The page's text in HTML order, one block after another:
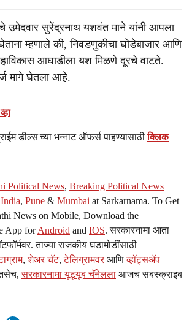
उमेदवार सुरेंद्रनाथ यशवंत माने यांनी आपला
म्हणाले की, निवडणुकीचा घोडेबाजार आणि
आघाडीला यश मिळणे दूरचे वाटते.
मागे घेतला आहे.
डील्स'च्या भन्नाट ऑफर्स पाहण्यासाठीक्लिक
Political News, Breaking Political News
India, Pune & Mumbai at Sarkarnama. To Get
News on Mobile, Download the
App forAndroid and IOS. सरकारनामा आता
ताज्या राजकीय घडामोडींसाठी
,शेअर चॅट,टेलिग्रामवर आणिव्हॉट्सॲप
तसेच,सरकारनामा यूट्यूब चॅनेलला आजच सबस्क्राइब